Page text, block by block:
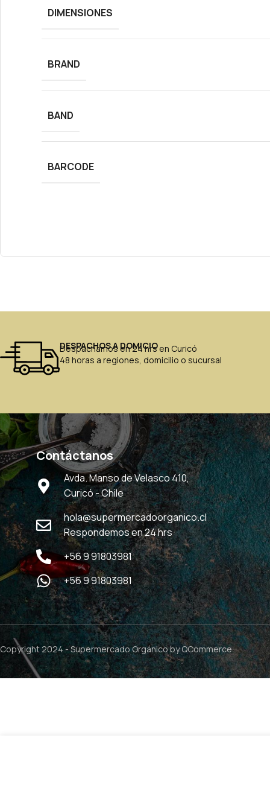
DIMENSIONES
BRAND
BAND
BARCODE
DESPACHOS A DOMICIO
Despachamos en 24 hrs en Curicó
48 horas a regiones, domicilio o sucursal
Contáctanos
Avda. Manso de Velasco 410,
Curicó - Chile
hola@supermercadoorganico.cl
Respondemos en 24 hrs
+56 9 91803981
+56 9 91803981
Copyright 2024 -Supermercado Orgánicoby QCommerce